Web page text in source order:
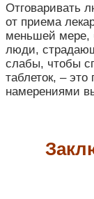
Отговаривать
от приема
меньшей мере,
люди,
слабы, чтобы
таблеток, –
намерениями